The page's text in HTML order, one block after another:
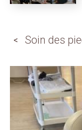
Soin des